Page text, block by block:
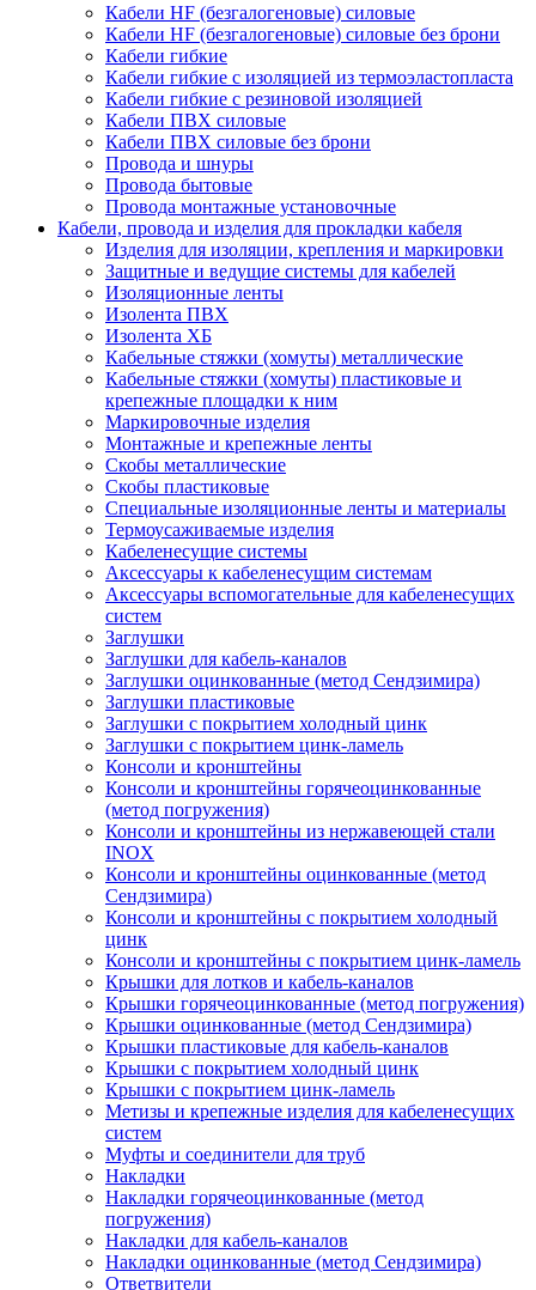
Кабели HF (безгалогеновые) силовые
Кабели HF (безгалогеновые) силовые без брони
Кабели гибкие
Кабели гибкие с изоляцией из термоэластопласта
Кабели гибкие с резиновой изоляцией
Кабели ПВХ силовые
Кабели ПВХ силовые без брони
Провода и шнуры
Провода бытовые
Провода монтажные установочные
Кабели, провода и изделия для прокладки кабеля
Изделия для изоляции, крепления и маркировки
Защитные и ведущие системы для кабелей
Изоляционные ленты
Изолента ПВХ
Изолента ХБ
Кабельные стяжки (хомуты) металлические
Кабельные стяжки (хомуты) пластиковые и
крепежные площадки к ним
Маркировочные изделия
Монтажные и крепежные ленты
Скобы металлические
Скобы пластиковые
Специальные изоляционные ленты и материалы
Термоусаживаемые изделия
Кабеленесущие системы
Аксессуары к кабеленесущим системам
Аксессуары вспомогательные для кабеленесущих
систем
Заглушки
Заглушки для кабель-каналов
Заглушки оцинкованные (метод Сендзимира)
Заглушки пластиковые
Заглушки с покрытием холодный цинк
Заглушки с покрытием цинк-ламель
Консоли и кронштейны
Консоли и кронштейны горячеоцинкованные
(метод погружения)
Консоли и кронштейны из нержавеющей стали
INOX
Консоли и кронштейны оцинкованные (метод
Сендзимира)
Консоли и кронштейны с покрытием холодный
цинк
Консоли и кронштейны с покрытием цинк-ламель
Крышки для лотков и кабель-каналов
Крышки горячеоцинкованные (метод погружения)
Крышки оцинкованные (метод Сендзимира)
Крышки пластиковые для кабель-каналов
Крышки с покрытием холодный цинк
Крышки с покрытием цинк-ламель
Метизы и крепежные изделия для кабеленесущих
систем
Муфты и соединители для труб
Накладки
Накладки горячеоцинкованные (метод
погружения)
Накладки для кабель-каналов
Накладки оцинкованные (метод Сендзимира)
Ответвители